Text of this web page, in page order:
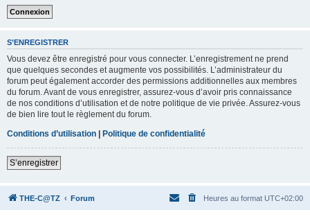
S’ENREGISTRER
Vous devez être enregistré pour vous connecter. L’enregistrement ne prend
que quelques secondes et augmente vos possibilités. L’administrateur du
forum peut également accorder des permissions additionnelles aux membres
du forum. Avant de vous enregistrer, assurez-vous d’avoir pris connaissance
de nos conditions d’utilisation et de notre politique de vie privée. Assurez-vous
de bien lire tout le règlement du forum.
Conditions d’utilisation | Politique de confidentialité
S’enregistrer
THE-C@TZ Forum Heures au format UTC+02:00